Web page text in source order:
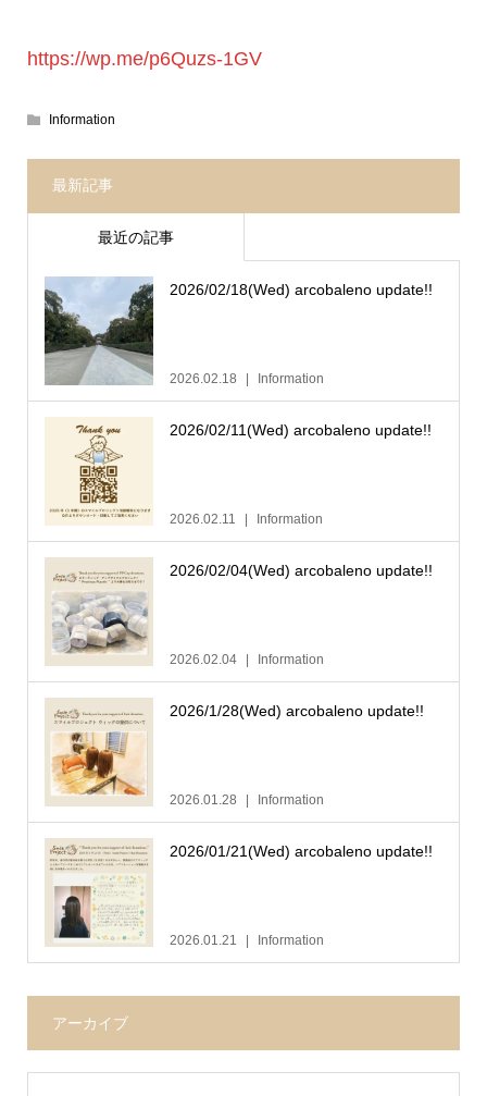
https://wp.me/p6Quzs-1GV
Information
最新記事
最近の記事
2026/02/18(Wed) arcobaleno update!!
2026.02.18 Information
2026/02/11(Wed) arcobaleno update!!
2026.02.11 Information
2026/02/04(Wed) arcobaleno update!!
2026.02.04 Information
2026/1/28(Wed) arcobaleno update!!
2026.01.28 Information
2026/01/21(Wed) arcobaleno update!!
2026.01.21 Information
アーカイブ